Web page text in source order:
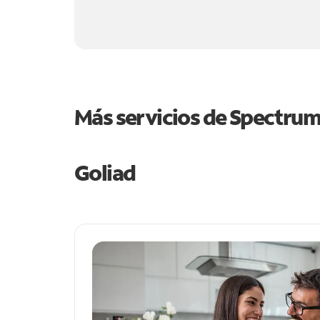
Más servicios de
Goliad